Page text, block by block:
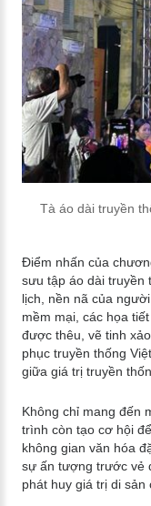
Tà áo dài truyền
Điểm nhấn của
sưu tập áo dài truyền
lịch, nền nã của
mềm mại, các họa
được thêu, vẽ tinh
phục truyền thống
giữa giá trị truyền
Không chỉ mang đến
trình còn tạo cơ hội
không gian văn hóa
sự ấn tượng trước vẻ
phát huy giá trị di sản